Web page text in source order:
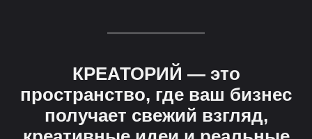
КРЕАТОРИЙ — это
пространство, где ваш бизнес
получает свежий взгляд,